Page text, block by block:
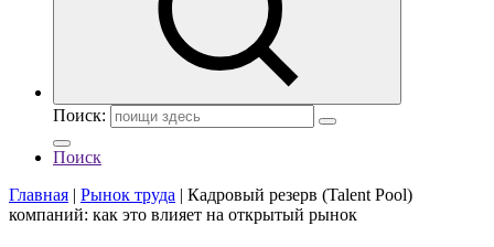
Поиск:
Поиск
Главная | Рынок труда | Кадровый резерв (Talent Pool)
компаний: как это влияет на открытый рынок